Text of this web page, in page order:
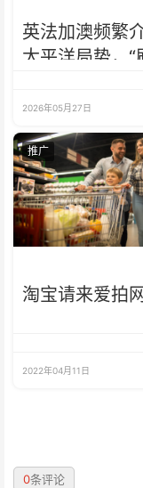
英法加澳频繁
太平洋局势，“
生变？
2026年05月27日
推广
淘宝请来爱拍网
2022年04月11日
0条评论